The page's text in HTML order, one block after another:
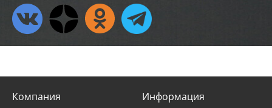
Компания Информация